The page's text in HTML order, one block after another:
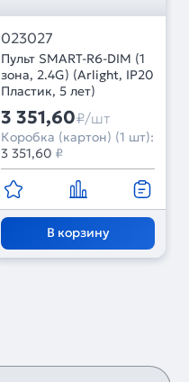
023027
Пульт SMART-R6-DIM (1
зона, 2.4G) (Arlight, IP20
Пластик, 5 лет)
3 351,60₽/шт
Коробка (картон) (1 шт):
3 351,60 ₽
В корзину